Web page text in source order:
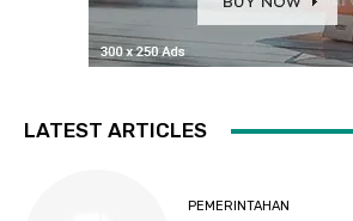
LATEST ARTICLES
PEMERINTAHAN